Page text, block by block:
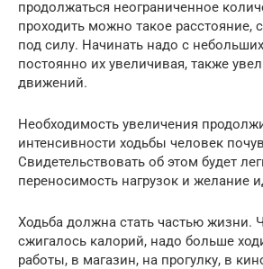
продолжаться неограниченное
проходить можно такое расстояние,
под силу. Начинать надо с
постоянно их увеличивая, также
движений.
Необходимость увеличения
интенсивности ходьбы человек
Свидетельствовать об этом будет
переносимость нагрузок и желание
Ходьба должна стать частью жизни.
сжигалось калорий, надо больше
работы, в магазин, на прогулку, в